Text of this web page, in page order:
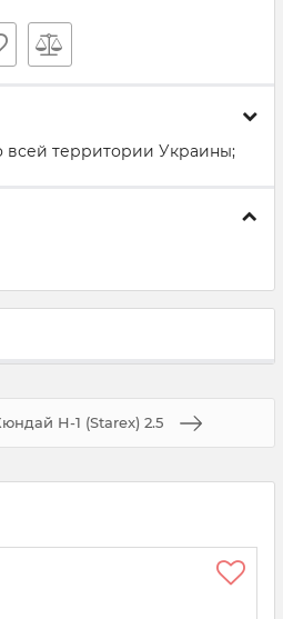
всей территории Украины;
H-1 (Starex) 2.5